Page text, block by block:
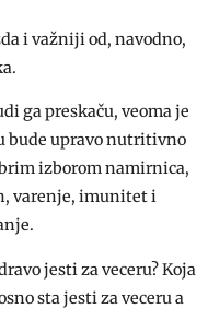
i važniji od, navodno,
ga preskaču, veoma je
bude upravo nutritivno
izborom namirnica,
varenje, imunitet i
jesti za veceru? Koja
sta jesti za veceru a